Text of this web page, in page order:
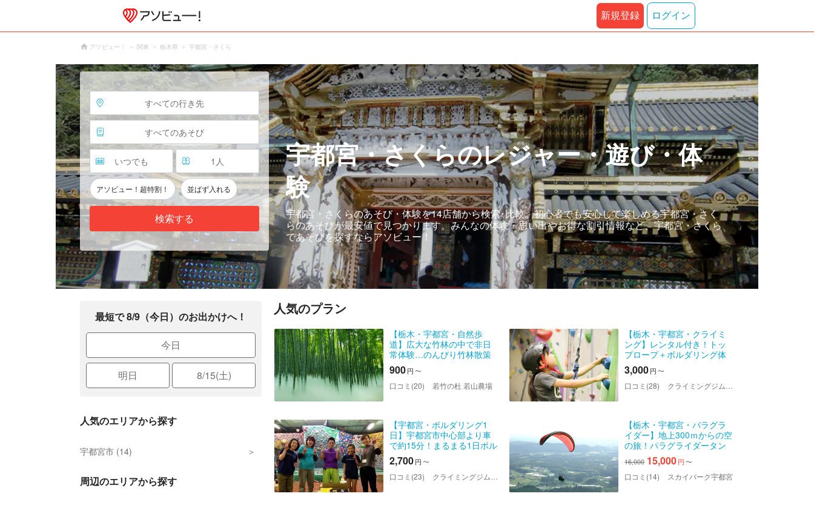
新規登録 ログイン
アソビュー！ 関東 栃木県 宇都宮・さくら
すべての行き先
すべてのあそび
いつでも 1 人
アソビュー！超特割！ 並ばず入れる
検索する
宇都宮・さくらのレジャー・遊び・体
験
宇都宮・さくらのあそび・体験を14店舗から検索･比較。初心者でも安心して楽しめる宇都宮・さく
らのあそびが最安値で見つかります。みんなの体験・思い出やお得な割引情報など、宇都宮・さくら
であそびを探すならアソビュー！
最短で 8/9（今日）のお出かけへ！
今日
明日 8/15(土)
人気のエリアから探す
宇都宮市 (14)
周辺のエリアから探す
人気のプラン
【栃木・宇都宮・自然歩
道】広大な竹林の中で非日
常体験…のんびり竹林散策
（日中のご入場プラン）
900円 〜
口コミ(20) 若竹の杜 若山農場
【栃木・宇都宮・クライミ
ング】レンタル付き！トッ
プロープ＋ボルダリング体
験（時間無制限）
3,000円 〜
口コミ(28) クライミングジム ゼロ下栗店
【宇都宮・ボルダリング1
日】宇都宮市中心部より車
で約15分！まるまる1日ボル
ダリングを体験！ビジター
コース
2,700円 〜
口コミ(23) クライミングジムZERO 宇都宮店
【栃木・宇都宮・パラグラ
イダー】地上300ｍからの空
の旅！パラグライダータン
デム体験
16,000 15,000円 〜
口コミ(14) スカイパーク宇都宮